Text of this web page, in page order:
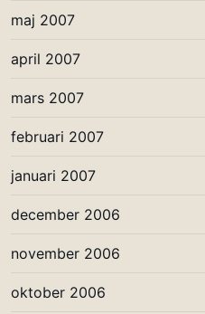
maj 2007
april 2007
mars 2007
februari 2007
januari 2007
december 2006
november 2006
oktober 2006